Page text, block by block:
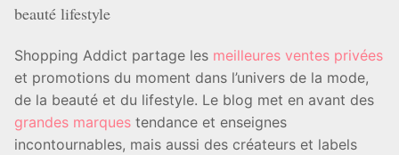
beauté lifestyle
Shopping Addict partage les meilleures ventes privées
et promotions du moment dans l’univers de la mode,
de la beauté et du lifestyle. Le blog met en avant des
grandes marques tendance et enseignes
incontournables, mais aussi des créateurs et labels